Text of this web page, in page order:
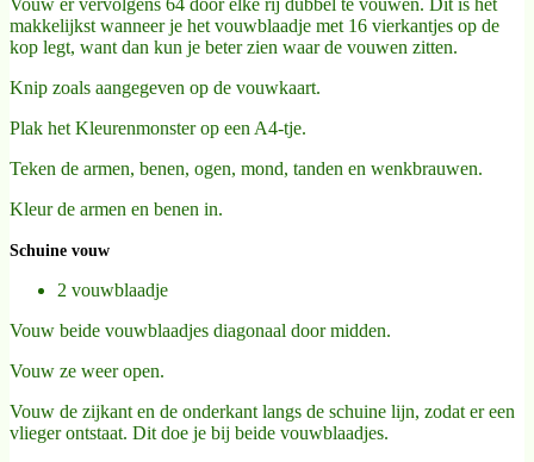
Vouw er vervolgens 64 door elke rij dubbel te vouwen. Dit is het
makkelijkst wanneer je het vouwblaadje met 16 vierkantjes op de
kop legt, want dan kun je beter zien waar de vouwen zitten.
Knip zoals aangegeven op de vouwkaart.
Plak het Kleurenmonster op een A4-tje.
Teken de armen, benen, ogen, mond, tanden en wenkbrauwen.
Kleur de armen en benen in.
Schuine vouw
2 vouwblaadje
Vouw beide vouwblaadjes diagonaal door midden.
Vouw ze weer open.
Vouw de zijkant en de onderkant langs de schuine lijn, zodat er een
vlieger ontstaat. Dit doe je bij beide vouwblaadjes.